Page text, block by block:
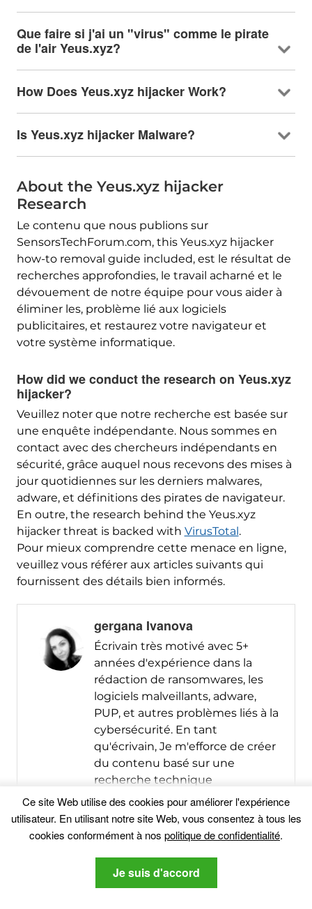
Que faire si j'ai un "virus" comme le pirate
de l'air Yeus.xyz?
How Does Yeus.xyz hijacker Work?
Is Yeus.xyz hijacker Malware?
About the Yeus.xyz hijacker
Research
Le contenu que nous publions sur
SensorsTechForum.com, this Yeus.xyz hijacker
how-to removal guide included, est le résultat de
recherches approfondies, le travail acharné et le
dévouement de notre équipe pour vous aider à
éliminer les, problème lié aux logiciels
publicitaires, et restaurez votre navigateur et
votre système informatique.
How did we conduct the research on Yeus.xyz
hijacker?
Veuillez noter que notre recherche est basée sur
une enquête indépendante. Nous sommes en
contact avec des chercheurs indépendants en
sécurité, grâce auquel nous recevons des mises à
jour quotidiennes sur les derniers malwares,
adware, et définitions des pirates de navigateur.
En outre, the research behind the Yeus.xyz
hijacker threat is backed with VirusTotal.
Pour mieux comprendre cette menace en ligne,
veuillez vous référer aux articles suivants qui
fournissent des détails bien informés.
gergana Ivanova
Écrivain très motivé avec 5+
années d'expérience dans la
rédaction de ransomwares, les
logiciels malveillants, adware,
PUP, et autres problèmes liés à la
cybersécurité. En tant
qu'écrivain, Je m'efforce de créer
du contenu basé sur une
recherche technique
approfondie. Je trouve de la joie
dans le processus de création
d'articles faciles à comprendre,
dernières nouvelles dans le
Ce site Web utilise des cookies pour améliorer l'expérience
utilisateur. En utilisant notre site Web, vous consentez à tous les
cookies conformément à nos politique de confidentialité.
Je suis d'accord